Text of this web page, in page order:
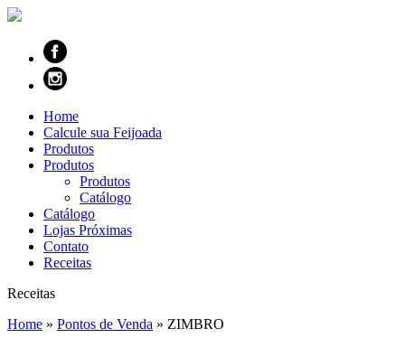
Home
Calcule sua Feijoada
Produtos
Produtos
Produtos
Catálogo
Catálogo
Lojas Próximas
Contato
Receitas
Receitas
Home » Pontos de Venda » ZIMBRO